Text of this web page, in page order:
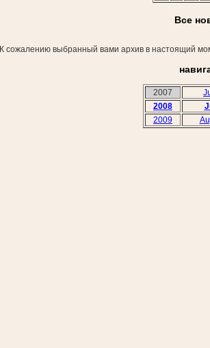
Все
К сожалению выбранный вами архив в настоящий
2007
2008
2009